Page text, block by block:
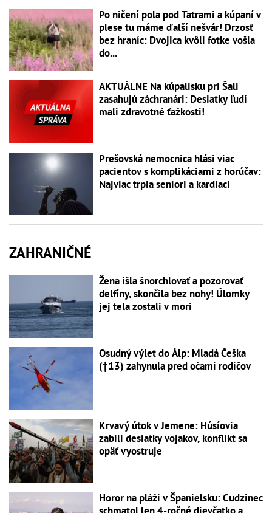
Po ničení pola pod Tatrami a kúpaní v
plese tu máme ďalší nešvár! Drzosť
bez hraníc: Dvojica kvôli fotke vošla
do...
AKTUÁLNE Na kúpalisku pri Šali
zasahujú záchranári: Desiatky ľudí
mali zdravotné ťažkosti!
Prešovská nemocnica hlási viac
pacientov s komplikáciami z horúčav:
Najviac trpia seniori a kardiaci
ZAHRANIČNÉ
Žena išla šnorchlovať a pozorovať
delfíny, skončila bez nohy! Úlomky
jej tela zostali v mori
Osudný výlet do Álp: Mladá Češka
(†13) zahynula pred očami rodičov
Krvavý útok v Jemene: Húsíovia
zabili desiatky vojakov, konflikt sa
opäť vyostruje
Horor na pláži v Španielsku: Cudzinec